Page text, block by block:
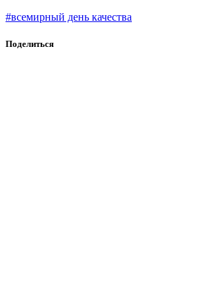
#всемирный день качества
Поделиться